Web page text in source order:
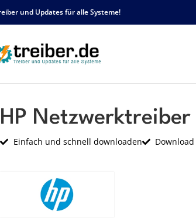
und Updates für alle Systeme!
HP
Einfach und schnell downloaden